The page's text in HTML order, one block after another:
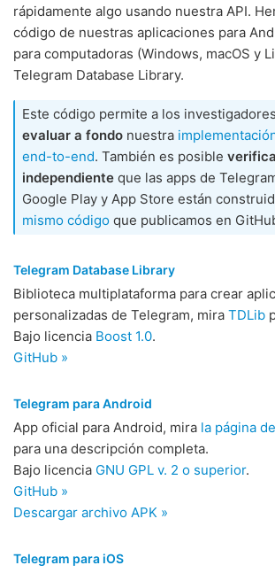
rápidamente algo usando nuestra API.
código de nuestras aplicaciones para
para computadoras (Windows, macOS y
Telegram Database Library.
Este código permite a los
evaluar a fondo nuestra
end-to-end. También es posible
independiente que las apps de
Google Play y App Store están
mismo código que publicamos en
Telegram Database Library
Biblioteca multiplataforma para crear
personalizadas de Telegram, mira TDLib
Bajo licencia Boost 1.0.
GitHub »
Telegram para Android
App oficial para Android, mira la página
para una descripción completa.
Bajo licencia GNU GPL v. 2 o superior.
GitHub »
Descargar archivo APK »
Telegram para iOS